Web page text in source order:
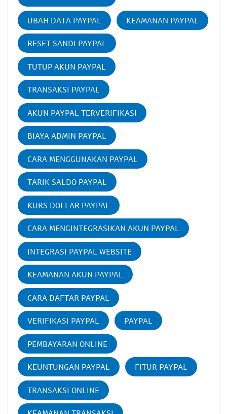
UBAH DATA PAYPAL KEAMANAN PAYPAL
RESET SANDI PAYPAL
TUTUP AKUN PAYPAL
TRANSAKSI PAYPAL
AKUN PAYPAL TERVERIFIKASI
BIAYA ADMIN PAYPAL
CARA MENGGUNAKAN PAYPAL
TARIK SALDO PAYPAL
KURS DOLLAR PAYPAL
CARA MENGINTEGRASIKAN AKUN PAYPAL
INTEGRASI PAYPAL WEBSITE
KEAMANAN AKUN PAYPAL
CARA DAFTAR PAYPAL
VERIFIKASI PAYPAL PAYPAL
PEMBAYARAN ONLINE
KEUNTUNGAN PAYPAL FITUR PAYPAL
TRANSAKSI ONLINE